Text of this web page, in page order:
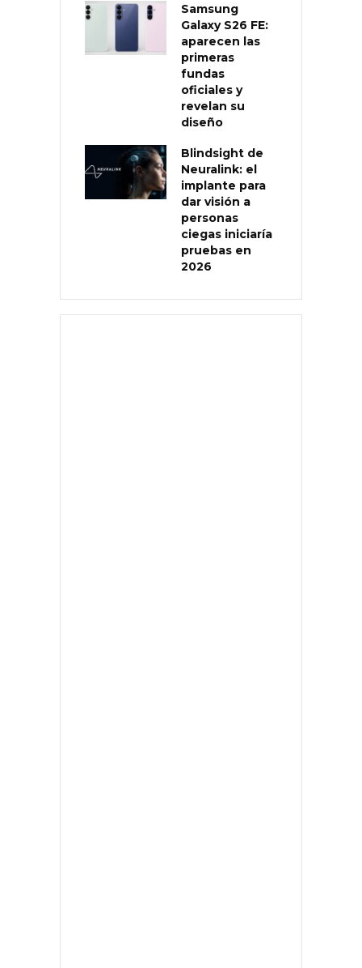
Samsung
Galaxy S26 FE:
aparecen las
primeras
fundas
oficiales y
revelan su
diseño
Blindsight de
Neuralink: el
implante para
dar visión a
personas
ciegas iniciaría
pruebas en
2026